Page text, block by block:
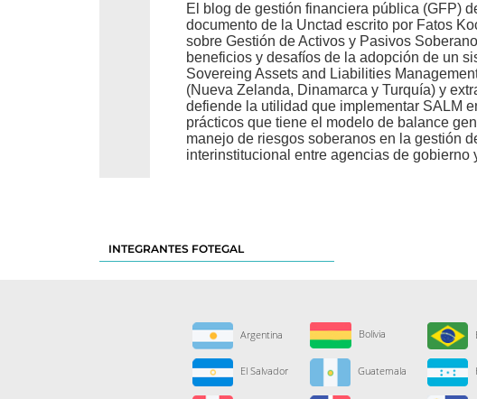
El blog de gestión financiera pública (GFP)
documento de la Unctad escrito por Fatos
sobre Gestión de Activos y Pasivos
beneficios y desafíos de la adopción de un
Sovereing Assets and Liabilities
(Nueva Zelanda, Dinamarca y Turquía) y
defiende la utilidad que implementar SALM
prácticos que tiene el modelo de balance
manejo de riesgos soberanos en la gestión
interinstitucional entre agencias de
INTEGRANTES FOTEGAL
Argentina Bolivia
El Salvador Guatemala